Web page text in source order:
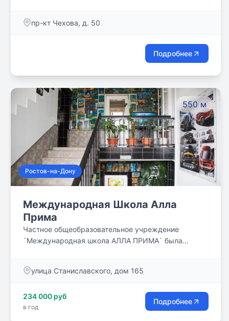
свободен для семьи.
пр-кт Чехова, д. 50
Подробнее
550 м
Ростов-на-Дону
Международная Школа Алла
Прима
Частное общеобразовательное учреждение
`Международная школа АЛЛА ПРИМА` была
общеобразовательные услуги для детей в возрасте
улица Станиславского, дом 165
234 000 руб
в год
Подробнее